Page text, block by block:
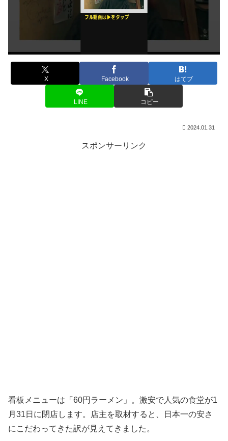
X Facebook はてブ
LINE コピー
2024.01.31
スポンサーリンク
看板メニューは「60円ラーメン」。激安で人気の食堂が1
月31日に閉店します。店主を取材すると、日本一の安さ
にこだわってきた訳が見えてきました。